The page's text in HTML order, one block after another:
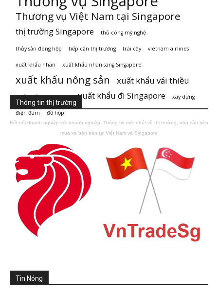
Thương vụ Việt Nam tại Singapore
thị trường Singapore thủ công mỹ nghệ
thủy sản đóng hộp tiếp cận thị trường trái cây vietnam airlines
xuất khẩu nhãn xuất khẩu nhãn sang Singapore
xuất khẩu nông sản xuất khẩu vải thiều
xuất khẩu đi Singaore xuất khẩu đi Singapore xây dựng
điện đàm đồ hộp
Thông tin thị trường
Kết nối doanh nghiệp với doanh nghiệp. Thông tin mới nhất về thị trường, nhu cầu bên
mua và bên bán tại Việt Nam và Singapore
Tin Nóng